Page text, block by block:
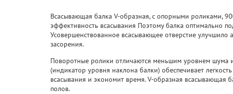
Всасывающая балка V-образная, с опорными роликами,
эффективность всасывания Поэтому балка оптимально
Усовершенствованное всасывающее отверстие
засорения.
Поворотные ролики отличаются меньшим уровнем шума
(индикатор уровня наклона балки) обеспечивает
всасывания и экономит время. V-образная
полов.